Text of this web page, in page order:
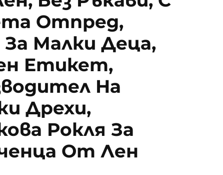
Отпред,
За Малки Деца,
Етикет,
На
Дрехи,
Рокля За
От Лен